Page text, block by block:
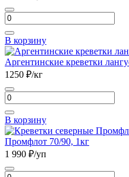
Количество
товара
Креветки
Гренландские
90/120,
1кг
В корзину
Аргентинские креветки
1250 ₽/кг
Количество
товара
Аргентинские
креветки
лангустины
с
головой
L1
В корзину
Промфлот 70/90, 1кг
1 990 ₽/уп